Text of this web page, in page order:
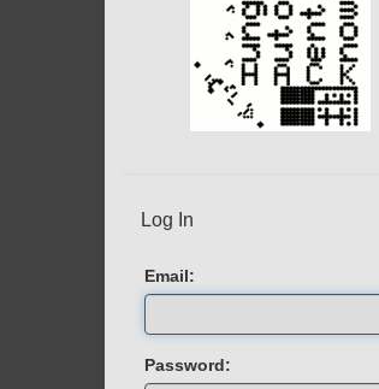
Log In
Email:
Password: